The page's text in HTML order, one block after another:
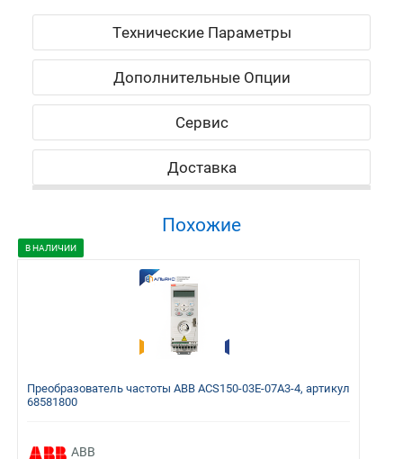
Технические Параметры
Дополнительные Опции
Сервис
Доставка
Похожие
В НАЛИЧИИ
Преобразователь частоты ABB ACS150-03E-07A3-4, артикул
68581800
ABB